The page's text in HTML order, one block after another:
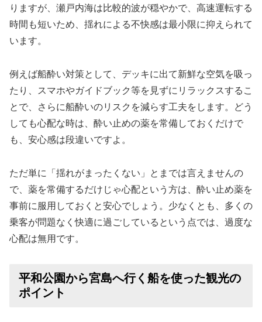
りますが、瀬戸内海は比較的波が穏やかで、高速運転する
時間も短いため、揺れによる不快感は最小限に抑えられて
います。
例えば船酔い対策として、デッキに出て新鮮な空気を吸っ
たり、スマホやガイドブック等を見ずにリラックスするこ
とで、さらに船酔いのリスクを減らす工夫をします。どう
しても心配な時は、酔い止めの薬を常備しておくだけで
も、安心感は段違いですよ。
ただ単に「揺れがまったくない」とまでは言えませんの
で、薬を常備するだけじゃ心配という方は、酔い止め薬を
事前に服用しておくと安心でしょう。少なくとも、多くの
乗客が問題なく快適に過ごしているという点では、過度な
心配は無用です。
平和公園から宮島へ行く船を使った観光の
ポイント